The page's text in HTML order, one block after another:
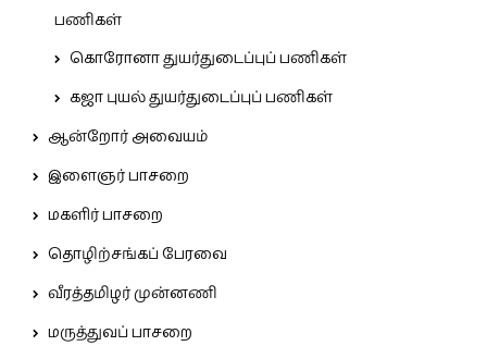
பணிகள்
கொரோனா துயர்துடைப்புப் பணிகள்
கஜா புயல் துயர்துடைப்புப் பணிகள்
ஆன்றோர் அவையம்
இளைஞர் பாசறை
மகளிர் பாசறை
தொழிற்சங்கப் பேரவை
வீரத்தமிழர் முன்னணி
மருத்துவப் பாசறை